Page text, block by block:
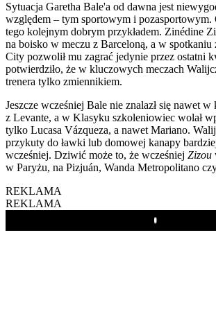
Sytuacja Garetha Bale'a od dawna jest
względem – tym sportowym i pozasportowym.
tego kolejnym dobrym przykładem. Zinédine
na boisko w meczu z Barceloną, a w spotkaniu
City pozwolił mu zagrać jedynie przez ostatni
potwierdziło, że w kluczowych meczach
trenera tylko zmiennikiem.
Jeszcze wcześniej Bale nie znalazł się nawet w
z Levante, a w Klasyku szkoleniowiec wolał
tylko Lucasa Vázqueza, a nawet Mariano.
przykuty do ławki lub domowej kanapy
wcześniej. Dziwić może to, że wcześniej Zizou
w Paryżu, na Pizjuán, Wanda Metropolitano
REKLAMA
REKLAMA
Play